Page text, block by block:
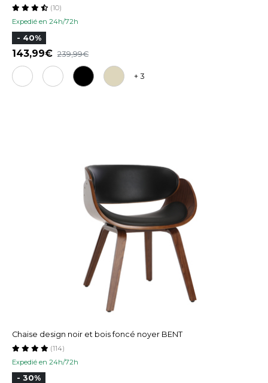
Expedié en 24h/72h
(10)
- 40%
143,99 239,99
+ 3
Chaise design noir et bois foncé noyer BENT
Expedié en 24h/72h
(114)
- 30%